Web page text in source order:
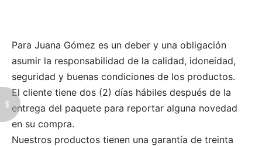
$
Para Juana Gómez es un deber y una obligación
asumir la responsabilidad de la calidad, idoneidad,
seguridad y buenas condiciones de los productos.
El cliente tiene dos (2) días hábiles después de la
entrega del paquete para reportar alguna novedad
en su compra.
Nuestros productos tienen una garantía de treinta